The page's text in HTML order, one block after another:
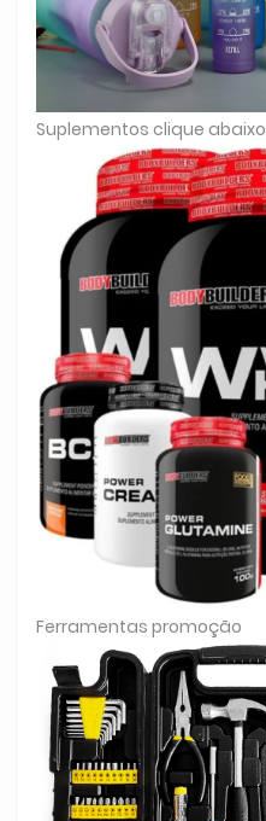
Suplementos clique abaixo
Ferramentas promoção